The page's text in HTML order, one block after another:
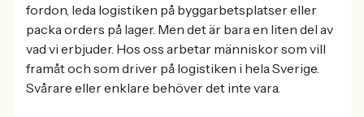
fordon, leda logistiken på byggarbetsplatser eller
packa orders på lager. Men det är bara en liten del av
vad vi erbjuder. Hos oss arbetar människor som vill
framåt och som driver på logistiken i hela Sverige.
Svårare eller enklare behöver det inte vara.